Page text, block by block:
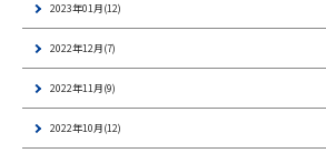
2023年01月(12)
2022年12月(7)
2022年11月(9)
2022年10月(12)